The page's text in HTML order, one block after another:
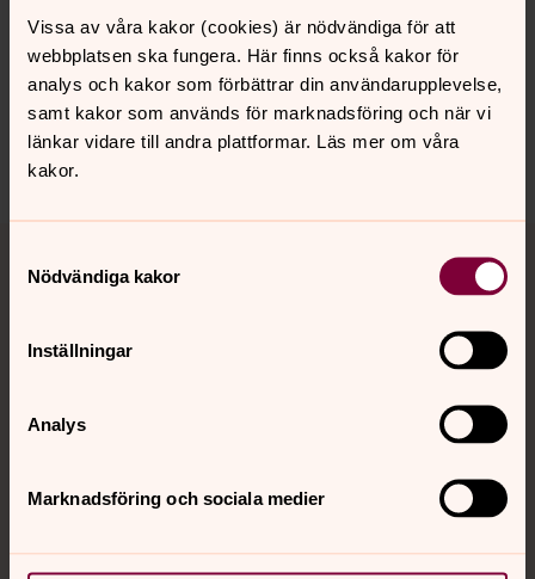
Vissa av våra kakor (cookies) är nödvändiga för att
webbplatsen ska fungera. Här finns också kakor för
analys och kakor som förbättrar din användarupplevelse,
samt kakor som används för marknadsföring och när vi
länkar vidare till andra plattformar. Läs mer om våra
kakor.
Nödvändiga kakor
Inställningar
Analys
Marknadsföring och sociala medier
Senast ändrad 18 mars 2024
Synpunkter eller frågor på sidans
innehåll?
vetlanda.pastorat@svenskakyrkan.se
Kontakt
Kalender